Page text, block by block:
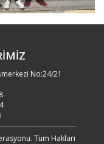
No:24/21
Tüm Hakları